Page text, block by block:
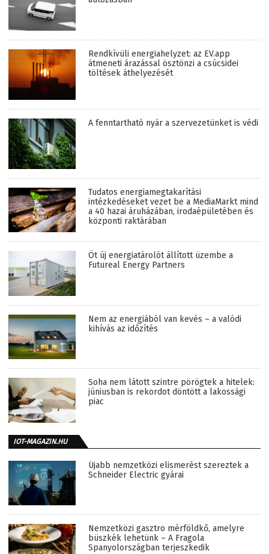
Rendkívüli energiahelyzet: az EV.app
átmeneti árazással ösztönzi a csúcsidei
töltések áthelyezését
A fenntartható nyár a szervezetünket is védi
Tudatos energiamegtakarítási
intézkedéseket vezet be a MediaMarkt mind
a 40 hazai áruházában, irodaépületében és
központi raktárában
Öt új energiatárolót állított üzembe a
Futureal Energy Partners
Nem az energiából van kevés – a valódi
kihívás az időzítés
Soha nem látott szintre pörögtek a hitelek:
júniusban is rekordot döntött a lakossági
piac
IOT-MAGAZIN.HU
Újabb nemzetközi elismerést szereztek a
Schneider Electric gyárai
Nemzetközi gasztro mérföldkő, amelyre
büszkék lehetünk – A Fragola
Spanyolországban terjeszkedik